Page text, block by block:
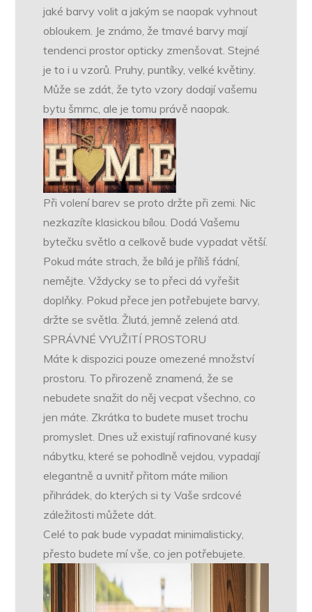
jaké barvy volit a jakým se naopak vyhnout
obloukem. Je známo, že tmavé barvy mají
tendenci prostor opticky zmenšovat. Stejné
je to i u vzorů. Pruhy, puntíky, velké květiny.
Může se zdát, že tyto vzory dodají vašemu
bytu šmrnc, ale je tomu právě naopak.
Při volení barev se proto držte při zemi. Nic
nezkazíte klasickou bílou. Dodá Vašemu
bytečku světlo a celkově bude vypadat větší.
Pokud máte strach, že bílá je příliš fádní,
nemějte. Vždycky se to přeci dá vyřešit
doplňky. Pokud přece jen potřebujete barvy,
držte se světla. Žlutá, jemně zelená atd.
SPRÁVNÉ VYUŽITÍ PROSTORU
Máte k dispozici pouze omezené množství
prostoru. To přirozeně znamená, že se
nebudete snažit do něj vecpat všechno, co
jen máte. Zkrátka to budete muset trochu
promyslet. Dnes už existují rafinované kusy
nábytku, které se pohodlně vejdou, vypadají
elegantně a uvnitř přitom máte milion
přihrádek, do kterých si ty Vaše srdcové
záležitosti můžete dát.
Celé to pak bude vypadat minimalisticky,
přesto budete mí vše, co jen potřebujete.